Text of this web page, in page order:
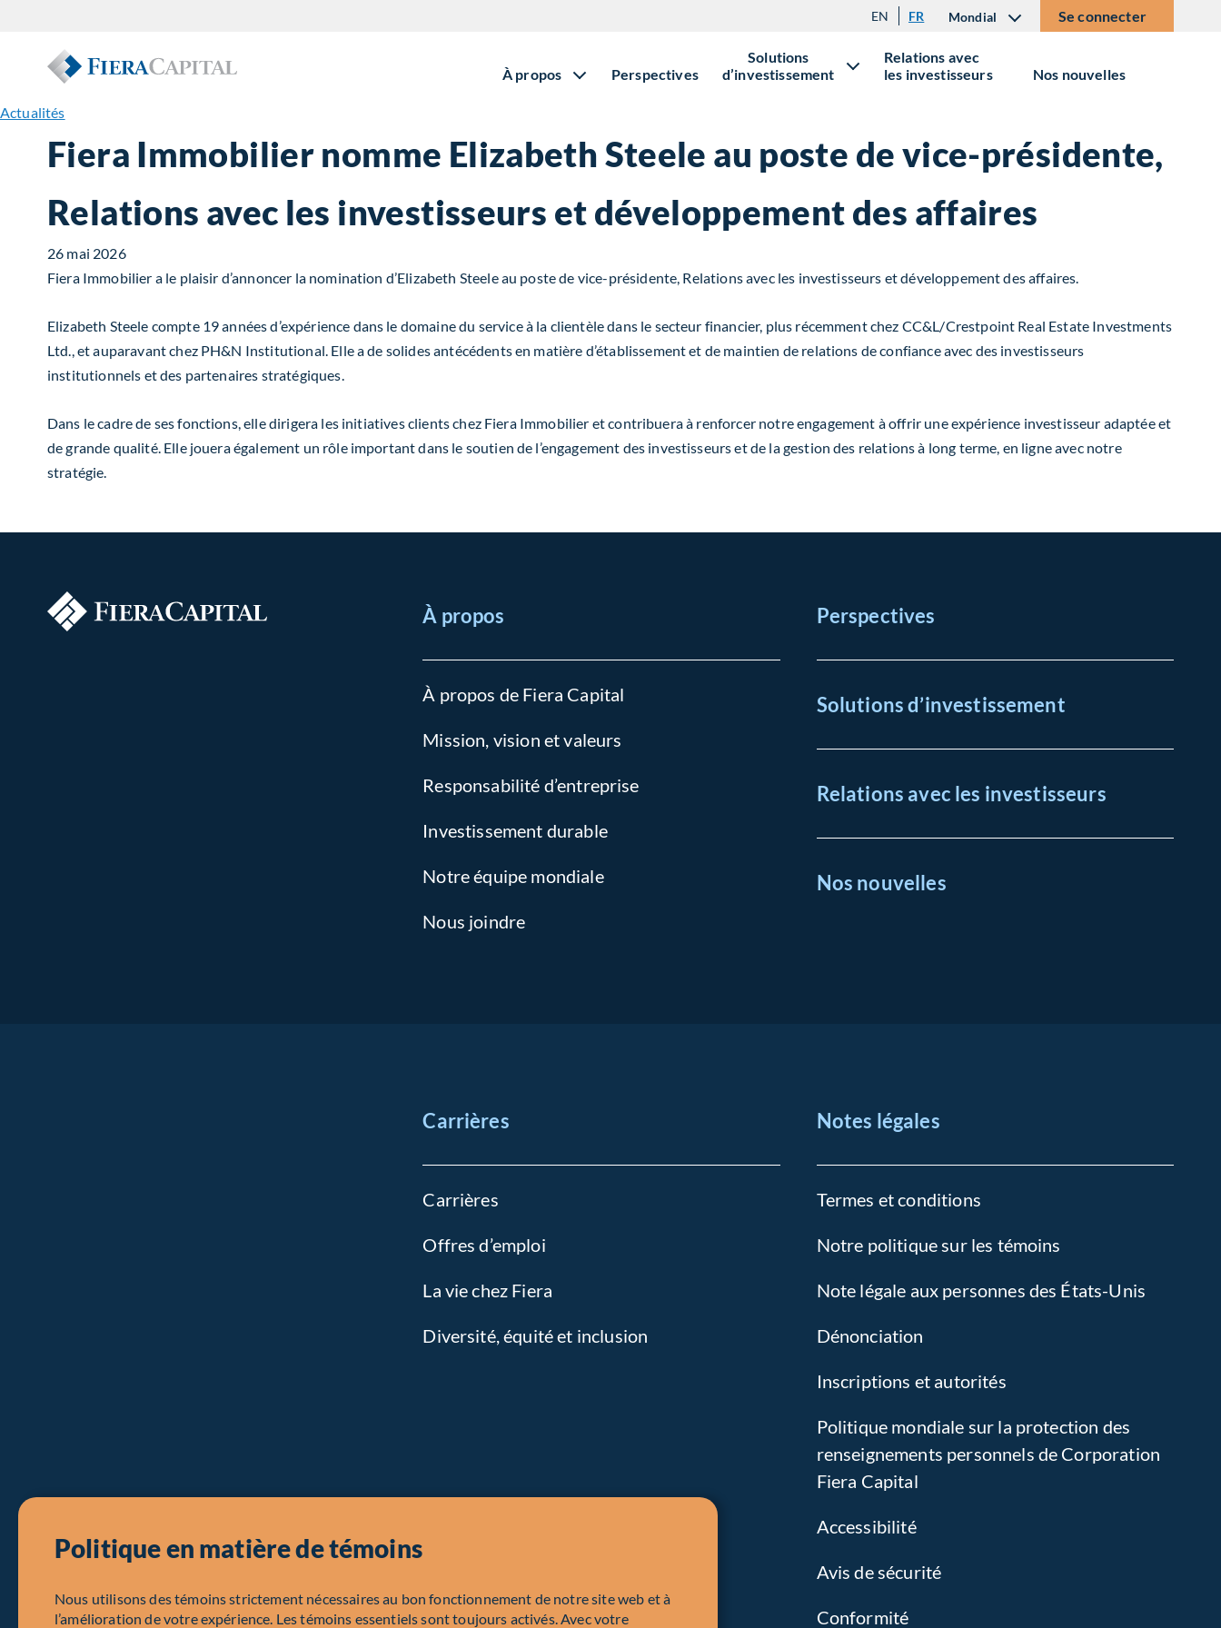
EN FR Mondial Se connecter
À propos Perspectives
Solutions
d’investissement
Relations avec
les investisseurs
Nos nouvelles
Actualités
Fiera Immobilier nomme Elizabeth Steele au poste de vice-présidente,
Relations avec les investisseurs et développement des affaires
26 mai 2026
Fiera Immobilier a le plaisir d’annoncer la nomination d’Elizabeth Steele au poste de vice-présidente, Relations avec les investisseurs et développement des affaires.
Elizabeth Steele compte 19 années d’expérience dans le domaine du service à la clientèle dans le secteur financier, plus récemment chez CC&L/Crestpoint Real Estate Investments
Ltd., et auparavant chez PH&N Institutional. Elle a de solides antécédents en matière d’établissement et de maintien de relations de confiance avec des investisseurs
institutionnels et des partenaires stratégiques.
Dans le cadre de ses fonctions, elle dirigera les initiatives clients chez Fiera Immobilier et contribuera à renforcer notre engagement à offrir une expérience investisseur adaptée et
de grande qualité. Elle jouera également un rôle important dans le soutien de l’engagement des investisseurs et de la gestion des relations à long terme, en ligne avec notre
stratégie.
À propos
À propos de Fiera Capital
Mission, vision et valeurs
Responsabilité d’entreprise
Investissement durable
Notre équipe mondiale
Nous joindre
Perspectives
Solutions d’investissement
Relations avec les investisseurs
Nos nouvelles
Carrières
Carrières
Offres d’emploi
La vie chez Fiera
Diversité, équité et inclusion
Notes légales
Termes et conditions
Notre politique sur les témoins
Note légale aux personnes des États-Unis
Dénonciation
Inscriptions et autorités
Politique mondiale sur la protection des
renseignements personnels de Corporation
Fiera Capital
Accessibilité
Avis de sécurité
Conformité
Politique en matière de témoins
Nous utilisons des témoins strictement nécessaires au bon fonctionnement de notre site web et à
l’amélioration de votre expérience. Les témoins essentiels sont toujours activés. Avec votre